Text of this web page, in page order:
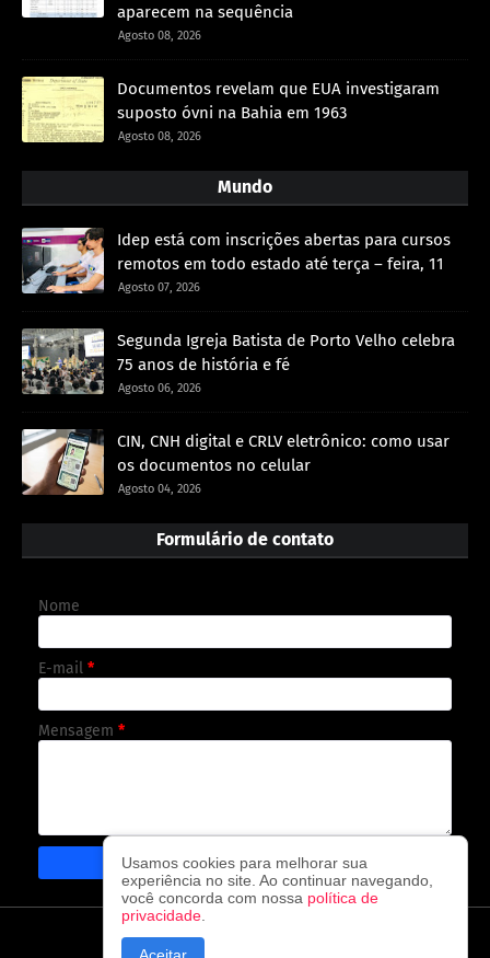
aparecem na sequência
Agosto 08, 2026
Documentos revelam que EUA investigaram
suposto óvni na Bahia em 1963
Agosto 08, 2026
Mundo
Idep está com inscrições abertas para cursos
remotos em todo estado até terça – feira, 11
Agosto 07, 2026
Segunda Igreja Batista de Porto Velho celebra
75 anos de história e fé
Agosto 06, 2026
CIN, CNH digital e CRLV eletrônico: como usar
os documentos no celular
Agosto 04, 2026
Formulário de contato
Nome
E-mail *
Mensagem *
CAPA CONTATO
Usamos cookies para melhorar sua
experiência no site. Ao continuar navegando,
você concorda com nossa política de
privacidade